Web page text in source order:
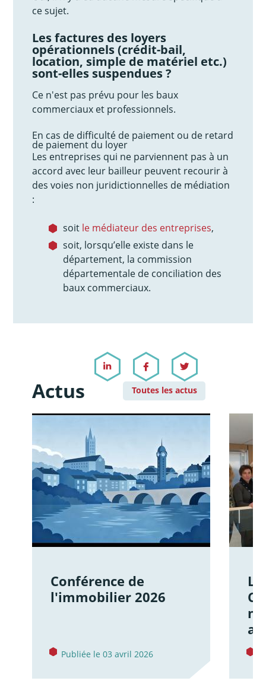
ce sujet.
Les factures des loyers
opérationnels (crédit-bail,
location, simple de matériel etc.)
sont-elles suspendues ?
Ce n'est pas prévu pour les baux
commerciaux et professionnels.
En cas de difficulté de paiement ou de retard
de paiement du loyer
Les entreprises qui ne parviennent pas à un
accord avec leur bailleur peuvent recourir à
des voies non juridictionnelles de médiation
:
soit le médiateur des entreprises,
soit, lorsqu’elle existe dans le
département, la commission
départementale de conciliation des
baux commerciaux.
Actus Toutes les actus
Conférence de
l'immobilier 2026
Publiée le 03 avril 2026